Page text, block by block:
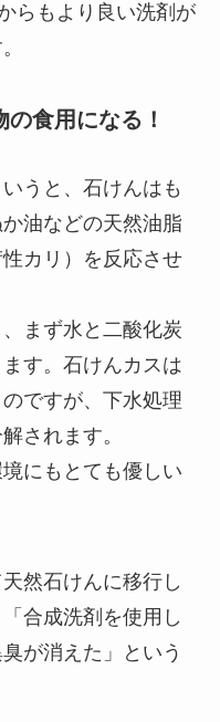
らもより良い洗剤が
食用になる！
うと、石けんはも
油などの天然油脂
カリ）を反応させ
まず水と二酸化炭
す。石けんカスは
ですが、下水処理
されます。
にもとても優しい
然石けんに移行し
合成洗剤を使用し
が消えた」という